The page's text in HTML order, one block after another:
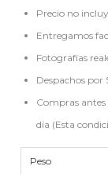
Precio no
Entregamos
Fotografías
Despachos por
Compras
día (Esta
Peso